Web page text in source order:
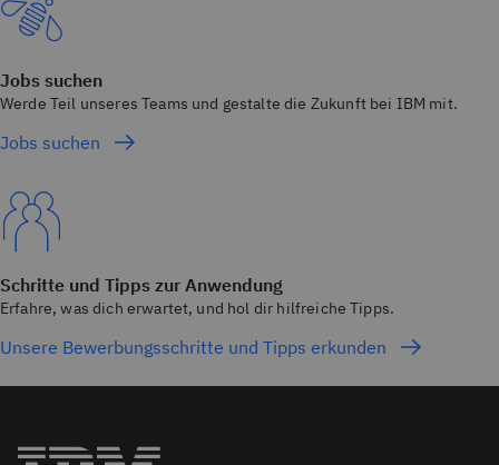
Jobs suchen
Werde Teil unseres Teams und gestalte die Zukunft bei IBM mit.
Jobs suchen
Schritte und Tipps zur Anwendung
Erfahre, was dich erwartet, und hol dir hilfreiche Tipps.
Unsere Bewerbungsschritte und Tipps erkunden